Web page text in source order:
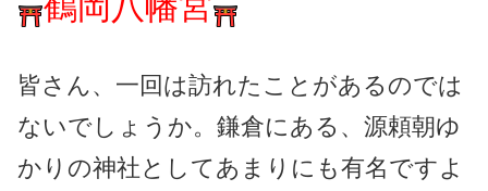
皆さん、一回は訪れたことがあるのでは
ないでしょうか。鎌倉にある、源頼朝ゆ
かりの神社としてあまりにも有名ですよ